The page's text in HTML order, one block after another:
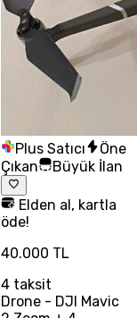
Plus Satıcı
Öne
Çıkan
Büyük İlan
Elden al, kartla
öde!
40.000 TL
4taksit
Drone - DJI Mavic